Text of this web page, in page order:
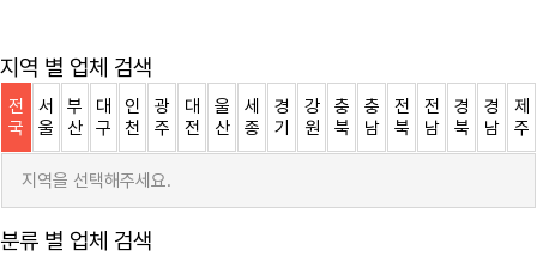
지역 별 업체 검색
전
국
서
울
부
산
대
구
인
천
광
주
대
전
울
산
세
종
경
기
강
원
충
북
충
남
전
북
전
남
경
북
경
남
제
주
지역을 선택해주세요.
분류 별 업체 검색